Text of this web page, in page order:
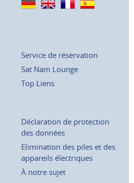
Service de réservation
Sat Nam Lounge
Top Liens
Déclaration de protection
des données
Elimination des piles et des
appareils électriques
À notre sujet